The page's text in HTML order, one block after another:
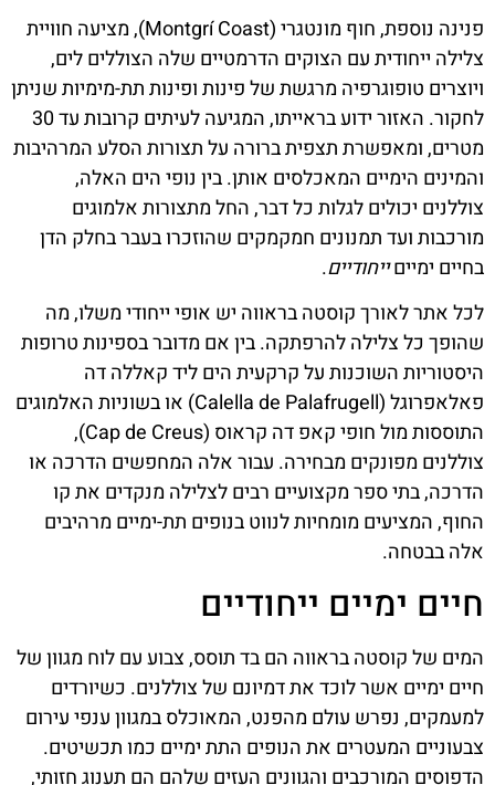
פנינה נוספת, חוף מונטגרי (Montgrí Coast), מציעה חוויית
צלילה ייחודית עם הצוקים הדרמטיים שלה הצוללים לים,
ויוצרים טופוגרפיה מרגשת של פינות ופינות תת-מימיות שניתן
לחקור. האזור ידוע בראייתו, המגיעה לעיתים קרובות עד 30
מטרים, ומאפשרת תצפית ברורה על תצורות הסלע המרהיבות
והמינים הימיים המאכלסים אותן. בין נופי הים האלה,
צוללנים יכולים לגלות כל דבר, החל מתצורות אלמוגים
מורכבות ועד תמנונים חמקמקים שהוזכרו בעבר בחלק הדן
בחיים ימייםייחודיים.
לכל אתר לאורך קוסטה בראווה יש אופי ייחודי משלו, מה
שהופך כל צלילה להרפתקה. בין אם מדובר בספינות טרופות
היסטוריות השוכנות על קרקעית הים ליד קאללה דה
פאלאפרוגל (Calella de Palafrugell) או בשוניות האלמוגים
התוססות מול חופי קאפ דה קראוס (Cap de Creus),
צוללנים מפונקים מבחירה. עבור אלה המחפשים הדרכה או
הדרכה, בתי ספר מקצועיים רבים לצלילה מנקדים את קו
החוף, המציעים מומחיות לנווט בנופים תת-ימיים מרהיבים
אלה בבטחה.
חיים ימיים ייחודיים
המים של קוסטה בראווה הם בד תוסס, צבוע עם לוח מגוון של
חיים ימיים אשר לוכד את דמיונם של צוללנים. כשיורדים
למעמקים, נפרש עולם מהפנט, המאוכלס במגוון ענפי עירום
צבעוניים המעטרים את הנופים התת ימיים כמו תכשיטים.
הדפוסים המורכבים והגוונים העזים שלהם הם תענוג חזותי,